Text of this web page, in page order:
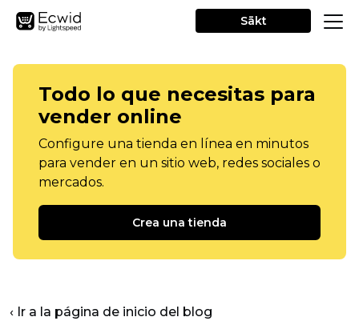
Sākt
Todo lo que necesitas para
vender online
Configure una tienda en línea en minutos
para vender en un sitio web, redes sociales o
mercados.
Crea una tienda
‹ Ir a la página de inicio del blog